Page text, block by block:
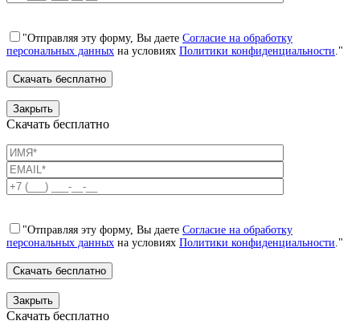
"Отправляя эту форму, Вы даете Согласие на обработку
персональных данных на условиях Политики конфиденциальности ."
Закрыть
Скачать бесплатно
"Отправляя эту форму, Вы даете Согласие на обработку
персональных данных на условиях Политики конфиденциальности ."
Закрыть
Скачать бесплатно